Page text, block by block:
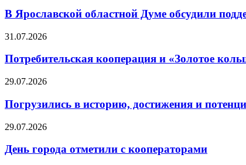
В Ярославской областной Думе обсудили
31.07.2026
Потребительская кооперация и «Золотое
29.07.2026
Погрузились в историю, достижения и
29.07.2026
День города отметили с кооператорами